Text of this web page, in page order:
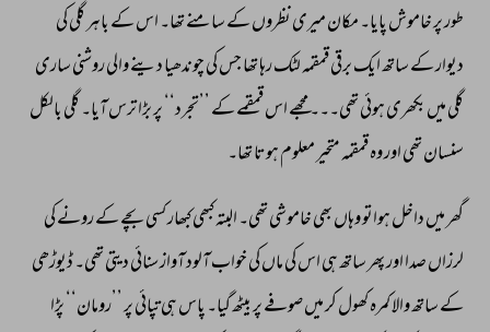
طور پر خاموش پایا۔ مکان میری نظروں کے سامنے تھا۔ اس کے باہر گلی کی
دیوار کے ساتھ ایک برقی قمقمہ لٹک رہا تھا جس کی چوندھیا دینے والی روشنی ساری
گلی میں بکھری ہوئی تھی۔۔۔ مجھے اس قمقمے کے ’’تجرد‘‘ پر بڑا ترس آیا۔ گلی بالکل
سنسان تھی اور وہ قمقمہ متحیر معلوم ہوتا تھا۔
گھر میں داخل ہواتو وہاں بھی خاموشی تھی۔ البتہ کبھی کبھار کسی بچے کے رونے کی
لرزاں صدا اور پھر ساتھ ہی اس کی ماں کی خواب آلود آواز سنائی دیتی تھی۔ ڈیوڑھی
کے ساتھ والا کمرہ کھول کر میں صوفے پر بیٹھ گیا۔ پاس ہی تپائی پر ’’رومان‘‘ پڑا